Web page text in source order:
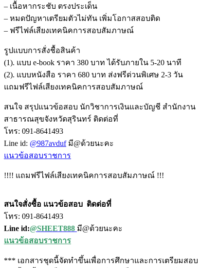
– เนื้อหากระชับ ตรงประเด็น
– หมดปัญหาเตรียมตัวไม่ทัน เพิ่มโอกาสสอบติด
– ฟรีไฟล์เสียงเทคนิคการสอบสัมภาษณ์
รูปแบบการสั่งชื้อสินค้า
(1). แบบ e-book ราคา 380 บาท ได้รับภายใน 5-20 นาที
(2). แบบหนังสือ ราคา 680 บาท ส่งฟรีด่วนพิเศษ 2-3 วัน
แถมฟรีไฟล์เสียงเทคนิคการสอบสัมภาษณ์
สนใจ สรุปแนวข้อสอบ นักวิชาการเงินและบัญชี สำนักงาน
สาธารณสุขจังหวัดสุรินทร์ ติดต่อที่
โทร: 091-8641493
Line id: @987avdufมี@ด้วยนะคะ
แนวข้อสอบราชการ
!!!! แถมฟรีไฟล์เสียงเทคนิคการสอบสัมภาษณ์ !!!
สนใจสั่งซื้อ แนวข้อสอบ ติดต่อที่
โทร: 091-8641493
Line id:@SHEET888 มี@ด้วยนะคะ
แนวข้อสอบราชการ
*** เอกสารชุดนี้จัดทำขึ้นเพื่อการศึกษาและการเตรียมสอบ